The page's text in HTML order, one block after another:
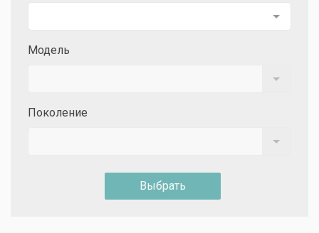
Модель
Поколение
Выбрать